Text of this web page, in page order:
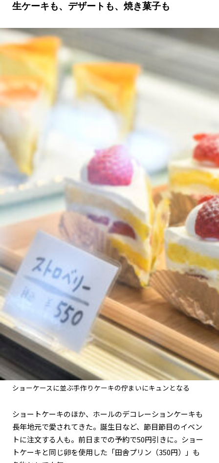
生ケーキも、デザートも、焼き菓子も
ショーケースに並ぶ手作りケーキの佇まいにキュンとなる
ショートケーキのほか、ホールのデコレーションケーキも
長年地元で愛されてきた。誕生日など、節目節目のイベン
トに注文する人も。前日までの予約で50円引きに。ショー
トケーキと同じ卵を使用した「田舎プリン（350円）」も